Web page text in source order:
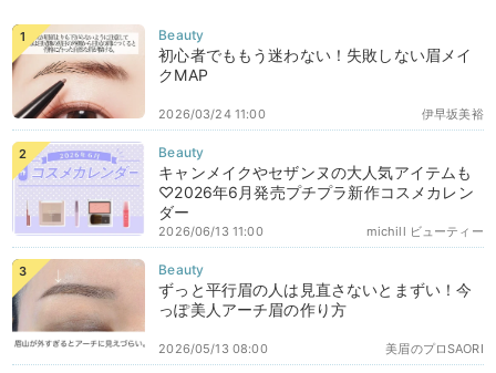
初心者でももう迷わない！失敗しない眉メイ
クMAP
伊早坂美裕
2026/03/24 11:00
キャンメイクやセザンヌの大人気アイテムも
♡2026年6月発売プチプラ新作コスメカレン
ダー
michill ビューティー
2026/06/13 11:00
ずっと平行眉の人は見直さないとまずい！今
っぽ美人アーチ眉の作り方
美眉のプロSAORI
2026/05/13 08:00